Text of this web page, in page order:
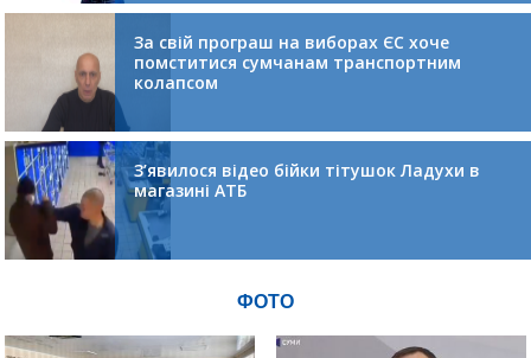
За свій програш на виборах ЄС хоче
помститися сумчанам транспортним
колапсом
З’явилося відео бійки тітушок Ладухи в
магазині АТБ
ФОТО